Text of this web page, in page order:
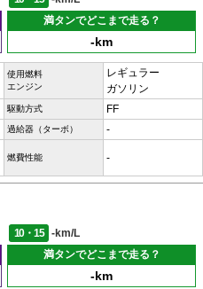
満タンでどこまで走る？
-km
使用燃料
エンジン
レギュラー
ガソリン
駆動方式 FF
過給器（ターボ） -
燃費性能 -
10・15
-km/L
満タンでどこまで走る？
-km